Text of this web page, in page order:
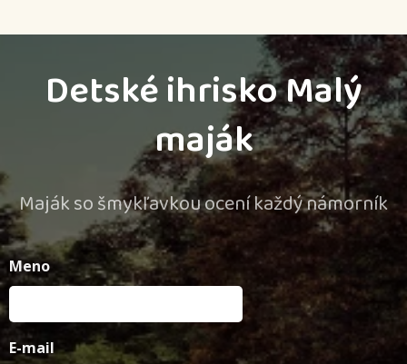
Detské ihrisko Malý
maják
Maják so šmykľavkou ocení každý námorník
Meno
E-mail